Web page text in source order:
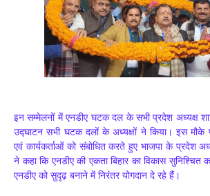
इन सम्मेलनों में एनडीए घटक दल के सभी प्रदेश अध्यक्ष
उद्घाटन सभी घटक दलों के अध्यक्षों ने किया। इस मौके
एवं कार्यकर्ताओं को संबोधित करते हुए भाजपा के प्रदेश
ने कहा कि एनडीए की एकता बिहार का विकास सुनिश्चित
एनडीए को सुदृढ़ बनाने में निरंतर योगदान दे रहे हैं।